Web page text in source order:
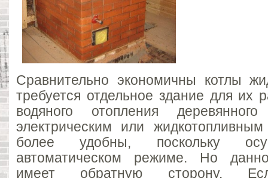
Сравнительно экономичны котлы
требуется отдельное здание для их
водяного отопления
электрическим или
более удобны, поскольку
автоматическом режиме. Но
имеет обратную сторону.